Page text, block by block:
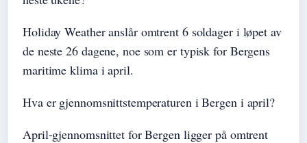
Holiday Weather anslår omtrent 6 soldager i løpet av
de neste 26 dagene, noe som er typisk for Bergens
maritime klima i april.
Hva er gjennomsnittstemperaturen i Bergen i april?
April-gjennomsnittet for Bergen ligger på omtrent